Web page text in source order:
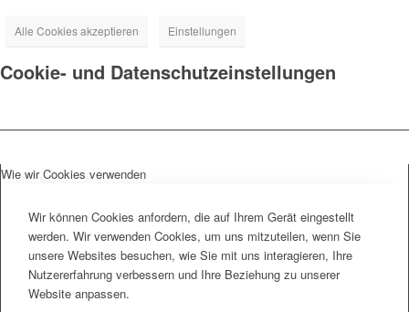
Alle Cookies akzeptieren Einstellungen
Cookie- und Datenschutzeinstellungen
Wie wir Cookies verwenden
Wir können Cookies anfordern, die auf Ihrem Gerät eingestellt
werden. Wir verwenden Cookies, um uns mitzuteilen, wenn Sie
unsere Websites besuchen, wie Sie mit uns interagieren, Ihre
Nutzererfahrung verbessern und Ihre Beziehung zu unserer
Website anpassen.